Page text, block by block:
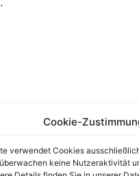
Cookie-
verwendet Cookies
keine Nutzeraktivität